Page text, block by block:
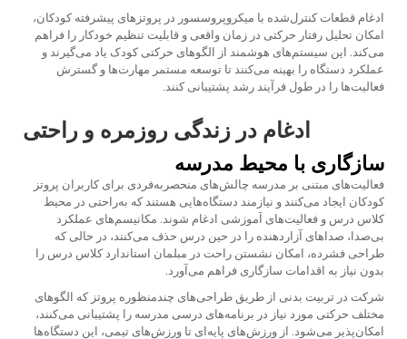
ادغام قطعات کنترل‌شده با میکروپروسسور در پروتزهای پیشرفته کودکان،
امکان تحلیل رفتار حرکتی در زمان واقعی و قابلیت تنظیم خودکار را فراهم
می‌کند. این سیستم‌های هوشمند از الگوهای حرکتی کودک یاد می‌گیرند و
عملکرد دستگاه را بهینه می‌کنند تا توسعه مستمر مهارت‌ها و گسترش
فعالیت‌ها را در طول فرآیند رشد پشتیبانی کنند.
ادغام در زندگی روزمره و راحتی
سازگاری با محیط مدرسه
فعالیت‌های مبتنی بر مدرسه چالش‌های منحصربه‌فردی برای کاربران پروتز
کودکان ایجاد می‌کنند و نیازمند دستگاه‌هایی هستند که به‌راحتی در محیط
کلاس درس و فعالیت‌های آموزشی ادغام شوند. مکانیسم‌های عملکرد
بی‌صدا، صداهای آزاردهنده را در حین درس حذف می‌کنند، در حالی که
طراحی فشرده، امکان نشستن راحت در مبلمان استاندارد کلاس درس را
بدون نیاز به اقدامات سازگاری فراهم می‌آورد.
شرکت در تربیت بدنی از طریق طراحی‌های چندمنظوره پروتز که الگوهای
مختلف حرکتی مورد نیاز در برنامه‌های درسی مدرسه را پشتیبانی می‌کنند،
امکان‌پذیر می‌شود. از ورزش‌های پایه‌ای تا ورزش‌های تیمی، این دستگاه‌ها